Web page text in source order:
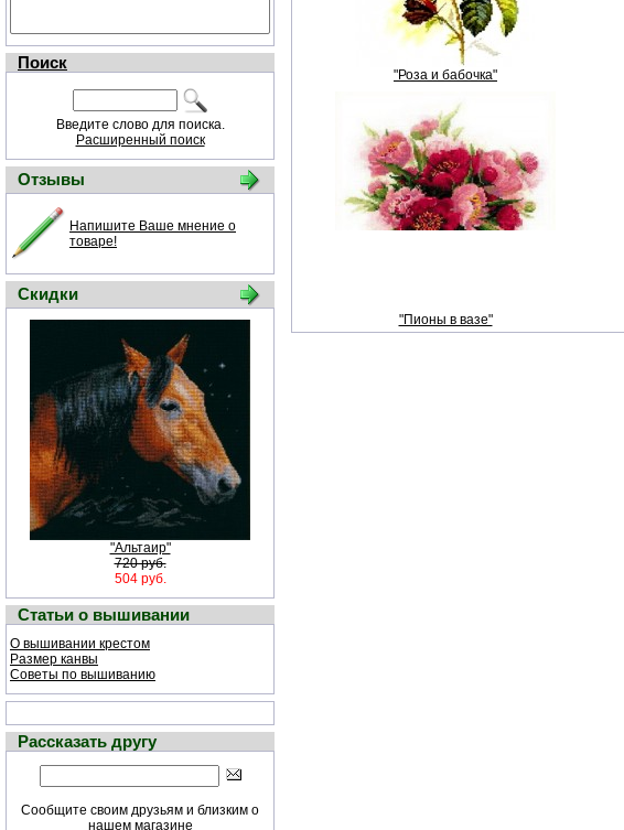
Поиск
Введите слово для поиска.
Расширенный поиск
Отзывы
Напишите Ваше мнение о
товаре!
Скидки
"Альтаир"
720 руб.
504 руб.
Статьи о вышивании
О вышивании крестом
Размер канвы
Советы по вышиванию
Рассказать другу
Сообщите своим друзьям и близким о
нашем магазине
"Роза и бабочка"
"Пионы в вазе"